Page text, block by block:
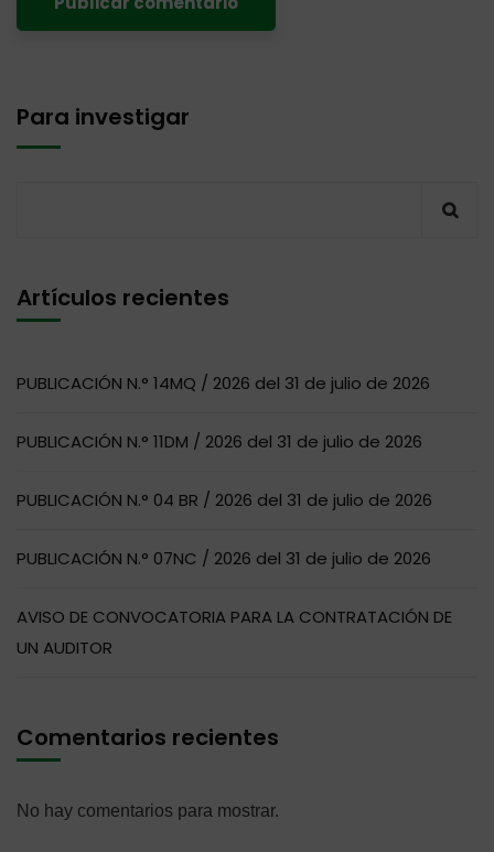
Para investigar
Artículos recientes
PUBLICACIÓN N.° 14MQ / 2026 del 31 de julio de 2026
PUBLICACIÓN N.° 11DM / 2026 del 31 de julio de 2026
PUBLICACIÓN N.° 04 BR / 2026 del 31 de julio de 2026
PUBLICACIÓN N.° 07NC / 2026 del 31 de julio de 2026
AVISO DE CONVOCATORIA PARA LA CONTRATACIÓN DE
UN AUDITOR
Comentarios recientes
No hay comentarios para mostrar.